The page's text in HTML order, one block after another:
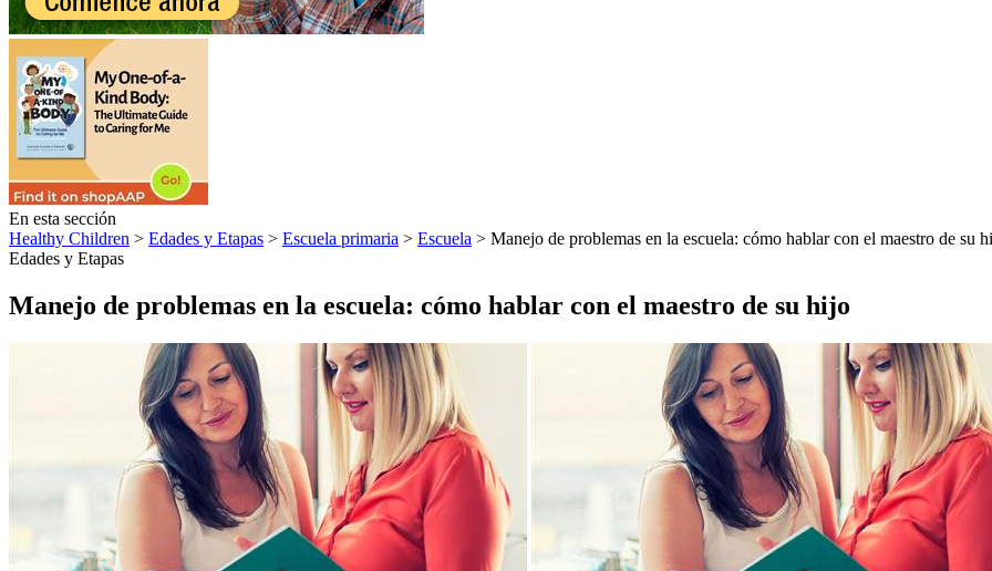
En esta sección
Healthy Children > Edades y Etapas > Escuela primaria > Escuela > Manejo de problemas en la escuela: cómo hablar con el maestro de su
Edades y Etapas
Manejo de problemas en la escuela: cómo hablar con el maestro de su hijo